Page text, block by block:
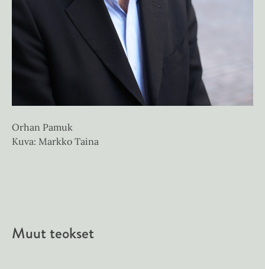
Orhan Pamuk
Kuva: Markko Taina
Muut teokset